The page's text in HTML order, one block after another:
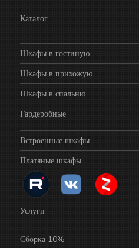
Каталог
Шкафы в гостиную
Шкафы в прихожую
Шкафы в спальню
Гардеробные
Встроенные шкафы
Платяные шкафы
Услуги
Сборка 10%